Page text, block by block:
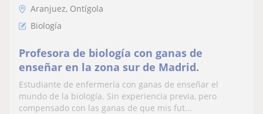
Aranjuez, Ontígola
Biología
Profesora de biología con ganas de
enseñar en la zona sur de Madrid.
Estudiante de enfermería con ganas de enseñar el
mundo de la biología. Sin experiencia previa, pero
compensado con las ganas de que mis fut...